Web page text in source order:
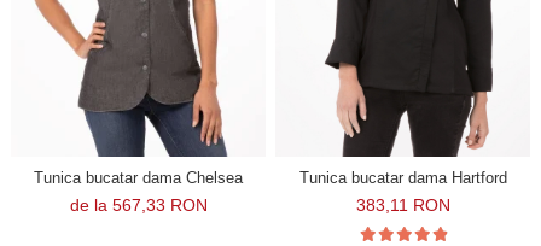
Tunica bucatar dama Chelsea
de la 567,33 RON
Tunica bucatar dama Hartford
383,11 RON